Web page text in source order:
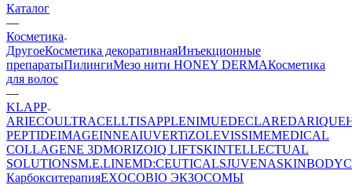
Каталог
—
Косметика
ДругоеКосметика декоративнаяИнъекционные
препаратыПилингиМезо нити HONEY DERMAКосметика
для волос
—
KLAPP
ARIECOULTRACELLTISAPPLENIMUEDECLAREDARIQUE
PEPTIDEIMAGEINNEAIUVERTiZOLEVISSIMEMEDICAL
COLLAGENE 3DMORIZOIQ LIFTSKINTELLECTUAL
SOLUTIONSM.E.LINEMD:CEUTICALSJUVENASKINBODY
КарбокситерапияEXOCOBIO ЭКЗОСОМЫ